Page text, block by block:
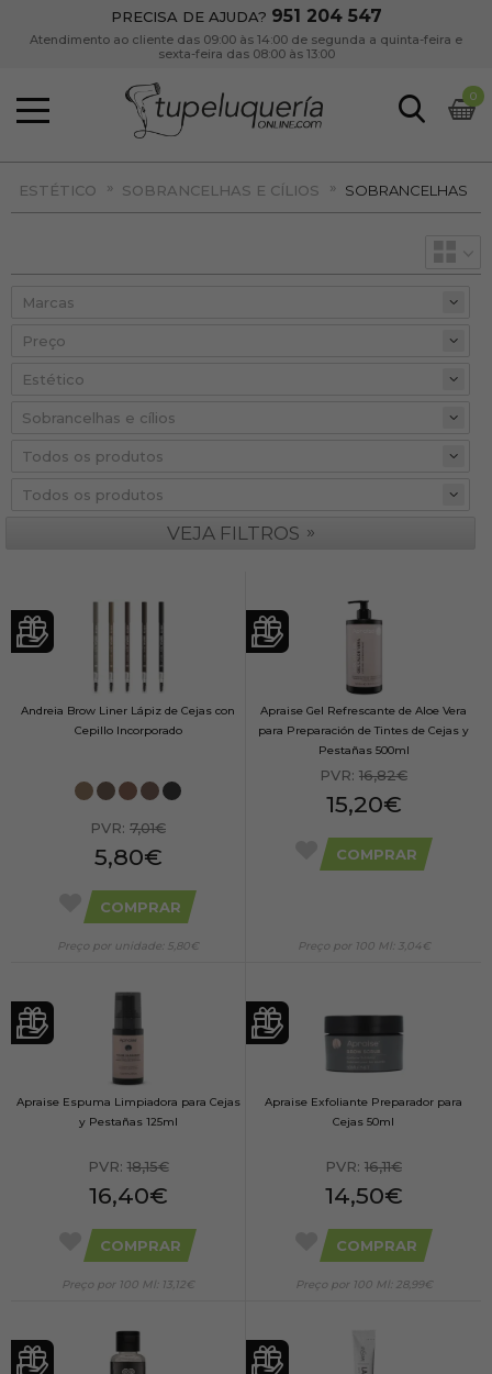
PRECISA DE AJUDA? 951 204 547
Atendimento ao cliente das 09:00 às 14:00 de segunda a quinta-feira e
sexta-feira das 08:00 às 13:00
0
ESTÉTICO » SOBRANCELHAS E CÍLIOS » SOBRANCELHAS
Preço
VEJA FILTROS »
Andreia Brow Liner Lápiz de Cejas con
Cepillo Incorporado
PVR: 7,01€
5,80€
COMPRAR
Preço por unidade: 5,80€
Apraise Gel Refrescante de Aloe Vera
para Preparación de Tintes de Cejas y
Pestañas 500ml
PVR: 16,82€
15,20€
COMPRAR
Preço por 100 Ml: 3,04€
Apraise Espuma Limpiadora para Cejas
y Pestañas 125ml
PVR:18,15€
16,40€
COMPRAR
Preço por 100 Ml: 13,12€
Apraise Exfoliante Preparador para
Cejas 50ml
PVR: 16,11€
14,50€
COMPRAR
Preço por 100 Ml: 28,99€